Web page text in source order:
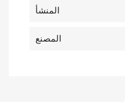
المنشأ
المصنع